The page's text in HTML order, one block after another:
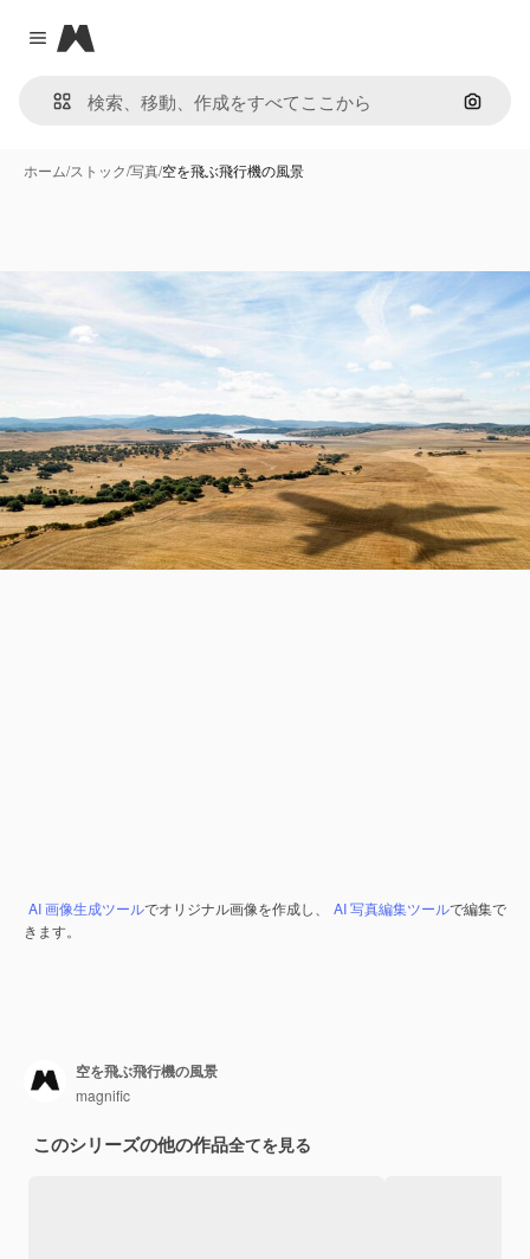
Close menu
Magnific
画像で
ホーム/ストック/写真/空を飛ぶ飛行機の風景
AI 画像生成ツールでオリジナル画像を作成し、 AI 写真編集ツールで編集で
きます。
空を飛ぶ飛行機の風景
magnific
このシリーズの他の作品全てを見る